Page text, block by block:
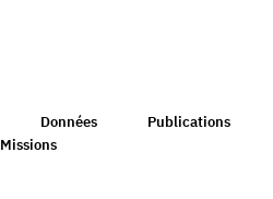
Données
Publications
Missions